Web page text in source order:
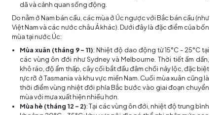
dã và cảnh quan sống động.
Do nằm ở Nam bán cầu, các mùa ở Úc ngược với Bắc bán cầu (như
Việt Nam và các nước châu Á khác). Dưới đây là đặc điểm của bốn
mùa tại nước Úc:
Mùa xuân (tháng 9 - 11): Nhiệt độ dao động từ 15°C - 25°C tại
các vùng ôn đới như Sydney và Melbourne. Thời tiết ấm dần,
khô ráo, độ ẩm thấp, cây cối bắt đầu đâm chồi nảy lộc, đặc biệt
rực rỡ ở Tasmania và khu vực miền Nam. Cuối mùa xuân cũng là
thời điểm vùng nhiệt đới phía Bắc bước vào giai đoạn chuyển
mùa với mưa xuất hiện nhiều hơn.
Mùa hè (tháng 12 - 2): Tại các vùng ôn đới, nhiệt độ trung bình